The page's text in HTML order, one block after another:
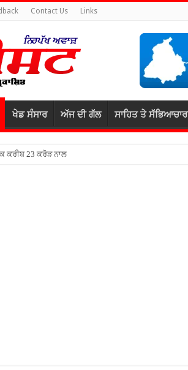
Contact Us Links
ਖੇਡ ਸੰਸਾਰ ਅੱਜ ਦੀ ਗੱਲ ਸਾਹਿਤ ਤੇ ਸੱਭਿਆਚਾਰ
ਕਰੀਬ 23 ਕਰੋੜ ਨਾਲ ਸੀਵਰੇਜ਼ ਪਾਈਪਾਂ ਬਦਲਣ ਦਾ ਕੰਮ